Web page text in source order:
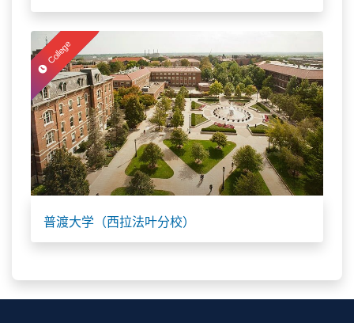
College
普渡大学（西拉法叶分校）